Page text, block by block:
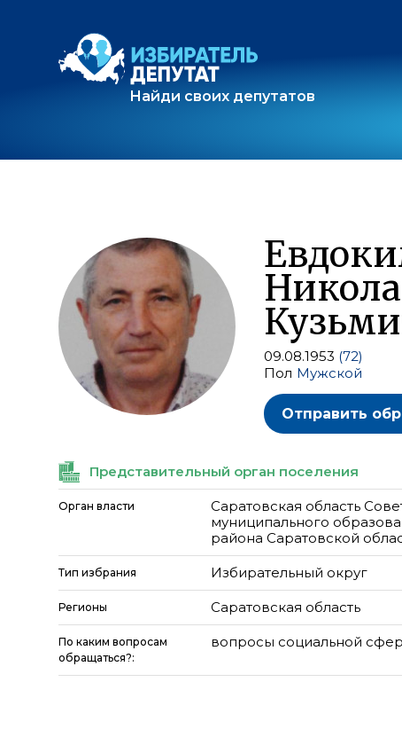
Найди своих депутатов
09.08.1953 (72)
Пол Мужской
Отправить
Представительный орган поселения
Орган власти
Саратовская область
муниципального
района Саратовской
Тип избрания Избирательный округ
Регионы Саратовская область
По каким вопросам
обращаться?:
вопросы социальной